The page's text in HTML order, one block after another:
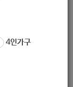
4인가구
상이하오니, 첨
니다. (복지서비